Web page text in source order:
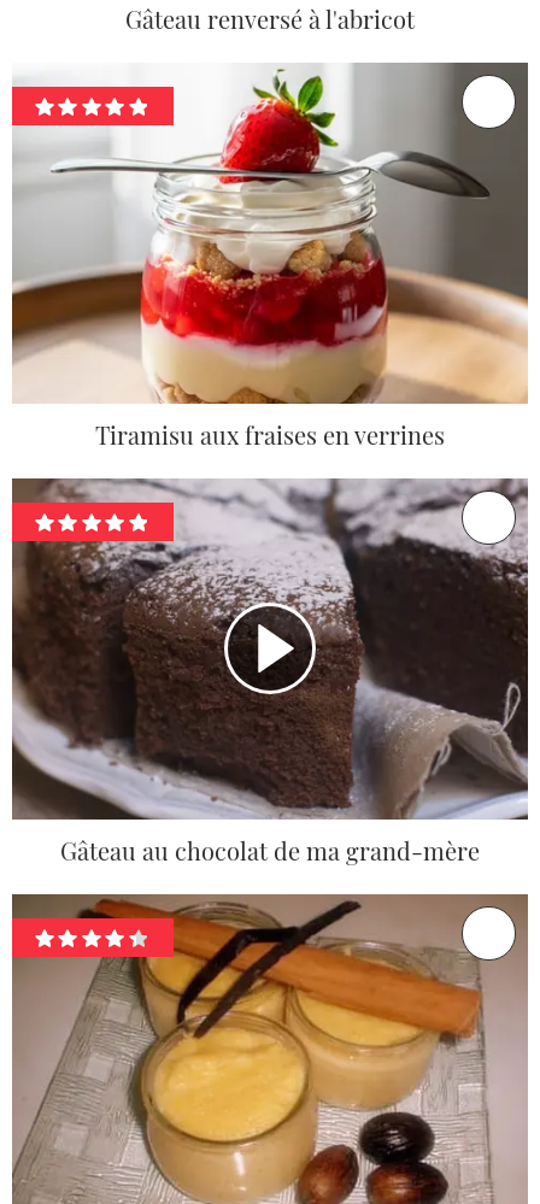
Gâteau renversé à l'abricot
Tiramisu aux fraises en verrines
Gâteau au chocolat de ma grand-mère